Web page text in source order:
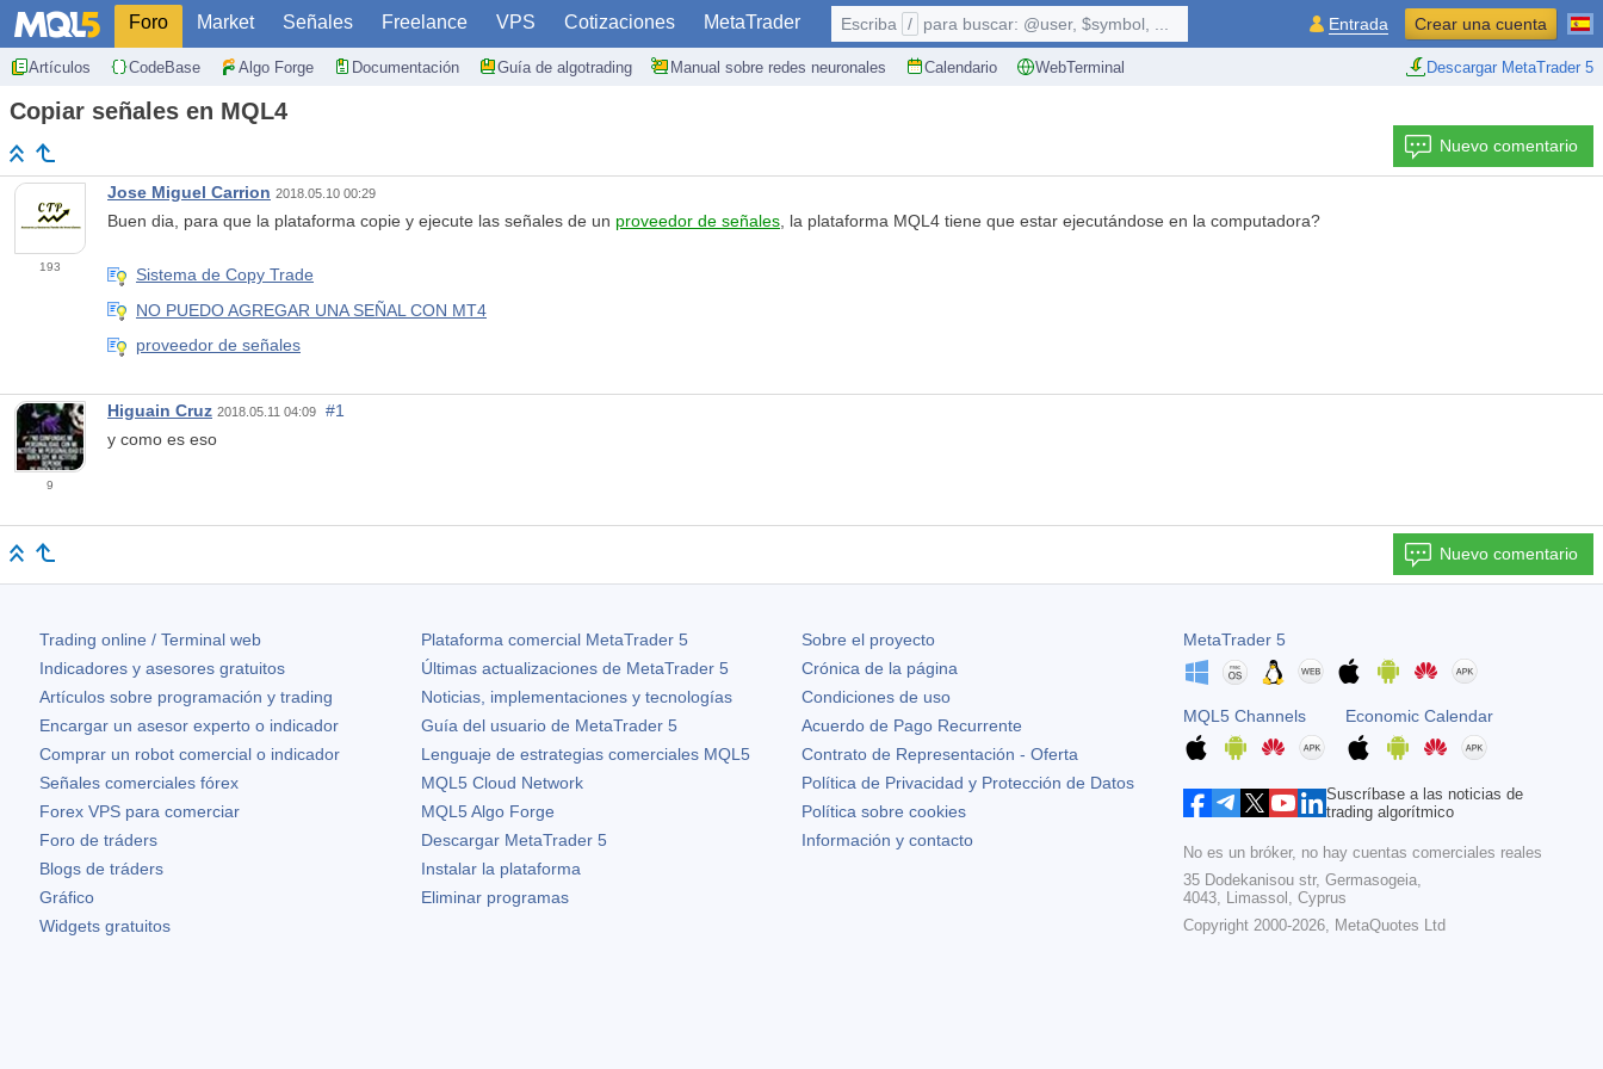
Foro Market Señales Freelance VPS Cotizaciones MetaTrader
Artículos CodeBase Algo Forge Documentación Guía de algotrading Manual sobre redes neuronales Calendario WebTerminal Descargar MetaTrader 5
Escriba / para buscar: @user, $symbol, ... Entrada Crear una cuenta
Copiar señales en MQL4
Nuevo comentario
193
Jose Miguel Carrion 2018.05.10 00:29
Buen dia, para que la plataforma copie y ejecute las señales de un proveedor de señales, la plataforma MQL4 tiene que estar ejecutándose en la computadora?
Sistema de Copy Trade
NO PUEDO AGREGAR UNA SEÑAL CON MT4
proveedor de señales
9
Higuain Cruz 2018.05.11 04:09
#1
y como es eso
Nuevo comentario
Trading online / Terminal web
Indicadores y asesores gratuitos
Artículos sobre programación y trading
Encargar un asesor experto o indicador
Comprar un robot comercial o indicador
Señales comerciales fórex
Forex VPS para comerciar
Foro de tráders
Blogs de tráders
Gráfico
Widgets gratuitos
Plataforma comercial MetaTrader 5
Últimas actualizaciones de MetaTrader 5
Noticias, implementaciones y tecnologías
Guía del usuario de MetaTrader 5
Lenguaje de estrategias comerciales MQL5
MQL5 Cloud Network
MQL5 Algo Forge
Descargar MetaTrader 5
Instalar la plataforma
Eliminar programas
Sobre el proyecto
Crónica de la página
Condiciones de uso
Acuerdo de Pago Recurrente
Contrato de Representación - Oferta
Política de Privacidad y Protección de Datos
Política sobre cookies
Información y contacto
MetaTrader 5
MQL5 Channels Economic Calendar
Suscríbase a las noticias de
trading algorítmico
No es un bróker, no hay cuentas comerciales reales
35 Dodekanisou str, Germasogeia,
4043, Limassol, Cyprus
Copyright 2000-2026,
MetaQuotes Ltd